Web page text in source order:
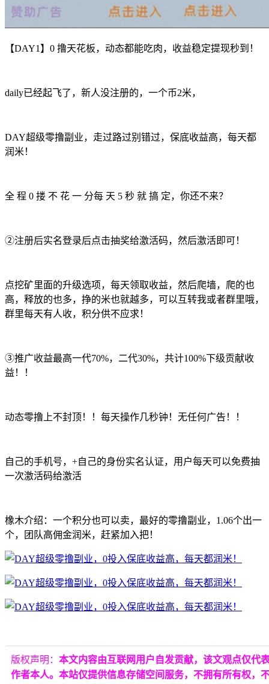
【DAY1】0 撸天花板，动态都能吃肉，收益稳定提现秒到！
daily已经起飞了，新人没注册的，一个币2米，
DAY超级零撸副业，走过路过别错过，保底收益高，每天都
润米！
全 程 0 搂 不 花 一 分每 天 5 秒 就 搞 定，你还不来？
②注册后实名登录后点击抽奖给激活码，然后激活即可！
点挖矿里面的升级选项，每天领取收益，然后爬墙，爬的也
高，释放的也多，挣的米也就越多，可以互转我或者群里哦，
群里每天有人收，积分供不应求！
③推广收益最高一代70%，二代30%，共计100%下级贡献收
益！！
动态零撸上不封顶！！每天操作几秒钟！无任何广告！！
自己的手机号，+自己的身份实名认证，用户每天可以免费抽
一次激活码给激活
橡木介绍：一个积分也可以卖，最好的零撸副业，1.06个出一
个，团队高佣金润米，赶紧加入把！
版权声明： 本文内容由互联网用户自发贡献，该文观点仅代
作者本人。本站仅提供信息存储空间服务，不拥有所有权，